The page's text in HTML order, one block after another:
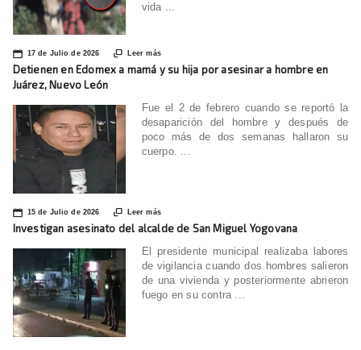
vida ...
📅 17 de Julio de 2026  Leer más
Detienen en Edomex a mamá y su hija por asesinar a hombre en
Juárez, Nuevo León
Fue el 2 de febrero cuando se reportó la
desaparición del hombre y después de
poco más de dos semanas hallaron su
cuerpo. ...
📅 15 de Julio de 2026  Leer más
Investigan asesinato del alcalde de San Miguel Yogovana
El presidente municipal realizaba labores
de vigilancia cuando dos hombres salieron
de una vivienda y posteriormente abrieron
fuego en su contra ...